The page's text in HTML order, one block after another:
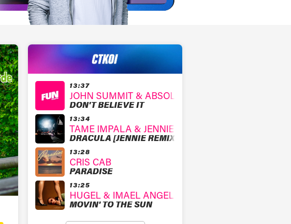
13:37
JOHN SUMMIT & ABSOLUTELY
DON'T BELIEVE IT
13:34
TAME IMPALA & JENNIE
DRACULA [JENNIE REMIX]
13:28
CRIS CAB
PARADISE
13:25
HUGEL & IMAEL ANGEL & ULTRA NATE
MOVIN' TO THE SUN